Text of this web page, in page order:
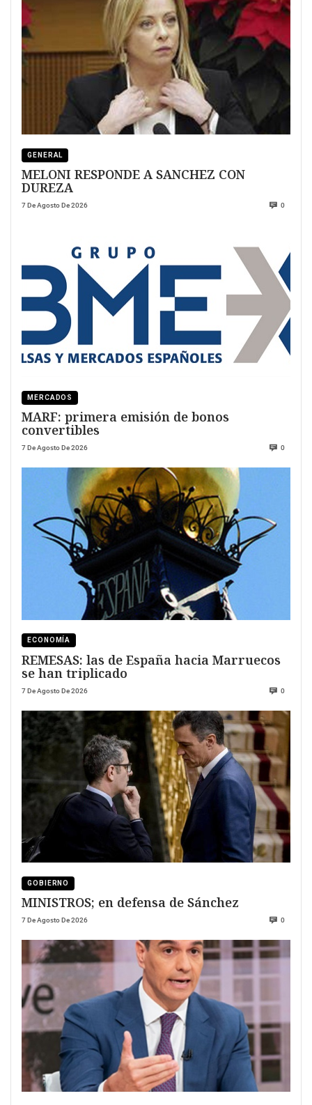
GENERAL
MELONI RESPONDE A SANCHEZ CON
DUREZA
7 De Agosto De 2026 0
MERCADOS
MARF: primera emisión de bonos
convertibles
7 De Agosto De 2026 0
ECONOMÍA
REMESAS: las de España hacia Marruecos
se han triplicado
7 De Agosto De 2026 0
GOBIERNO
MINISTROS; en defensa de Sánchez
7 De Agosto De 2026 0